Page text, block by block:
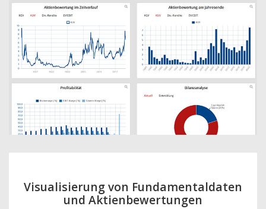
Visualisierung von Fundamentaldaten
und Aktienbewertungen